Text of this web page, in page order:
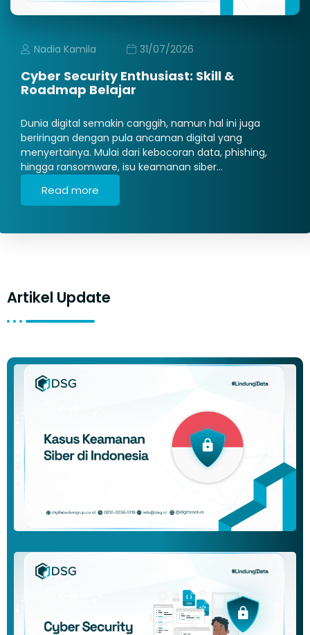
Nadia Kamila 31/07/2026
Cyber Security Enthusiast: Skill &
Roadmap Belajar
Dunia digital semakin canggih, namun hal ini juga
beriringan dengan pula ancaman digital yang
menyertainya. Mulai dari kebocoran data, phishing,
hingga ransomware, isu keamanan siber…
Read more
Artikel Update